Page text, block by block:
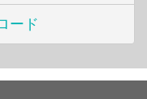
ード